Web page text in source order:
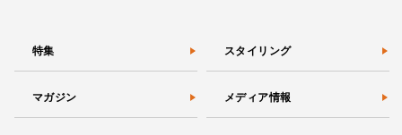
特集 スタイリング
マガジン メディア情報